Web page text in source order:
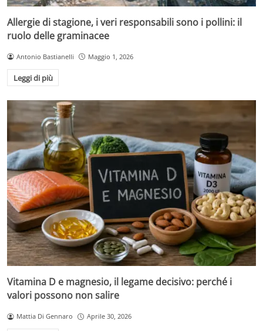
Allergie di stagione, i veri responsabili sono i pollini: il
ruolo delle graminacee
Antonio Bastianelli Maggio 1, 2026
Leggi di più
Vitamina D e magnesio, il legame decisivo: perché i
valori possono non salire
Mattia Di Gennaro Aprile 30, 2026